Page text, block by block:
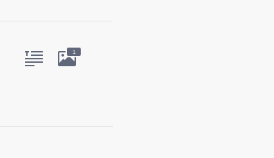
1